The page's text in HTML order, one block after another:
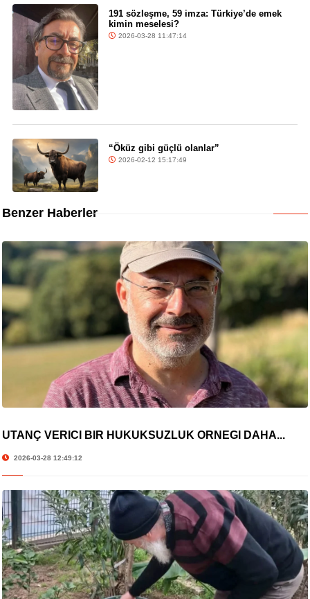
191 sözleşme, 59 imza: Türkiye’de emek
kimin meselesi?
2026-03-28 11:47:14
“Öküz gibi güçlü olanlar”
2026-02-12 15:17:49
Benzer Haberler
UTANÇ VERİCİ BİR HUKUKSUZLUK ÖRNEĞİ DAHA...
2026-03-28 12:49:12